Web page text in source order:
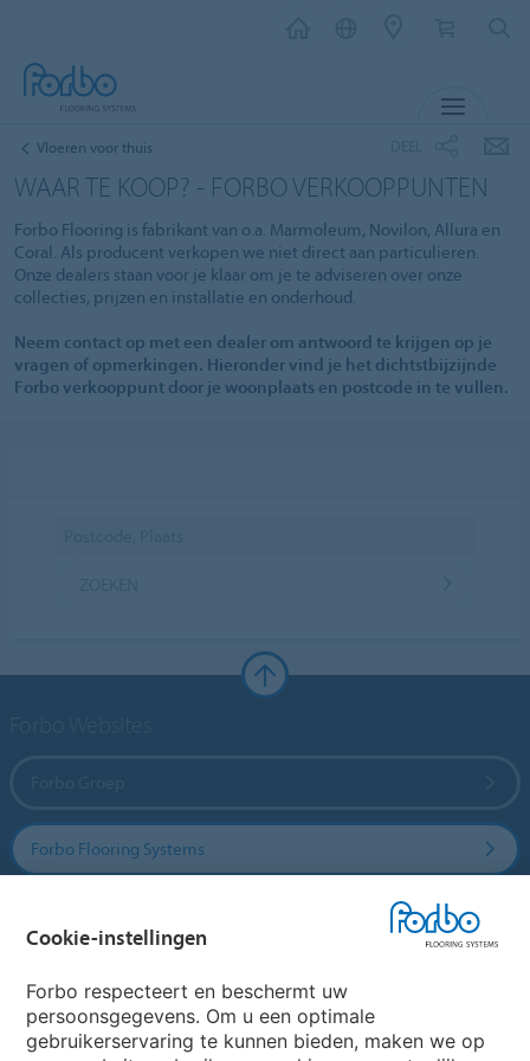
Vloeren voor thuis
WAAR TE KOOP? - FORBO VERKOOPPUNTEN
Forbo Flooring is fabrikant van o.a. Marmoleum, Novilon, Allura en
Coral. Als producent verkopen we niet direct aan particulieren.
Onze dealers staan voor je klaar om je te adviseren over onze
collecties, prijzen en installatie en onderhoud.
Neem contact op met een dealer om antwoord te krijgen op je
vragen of opmerkingen. Hieronder vind je het dichtstbijzijnde
Forbo verkooppunt door je woonplaats en postcode in te vullen.
Forbo Flooring Systems
Website
Cookie-instellingen
Forbo respecteert en beschermt uw
persoonsgegevens. Om u een optimale
gebruikerservaring te kunnen bieden, maken we op